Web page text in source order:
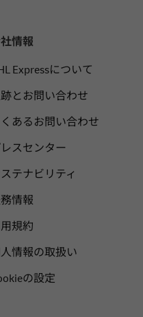
情報
Expressについて
とお問い合わせ
あるお問い合わせ
スセンター
テナビリティ
情報
規約
情報の取扱い
の設定